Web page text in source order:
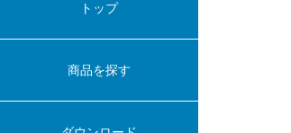
トップ
商品を探す